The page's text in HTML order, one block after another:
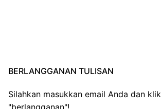
BERLANGGANAN TULISAN
Silahkan masukkan email Anda dan klik
"berlangganan"!